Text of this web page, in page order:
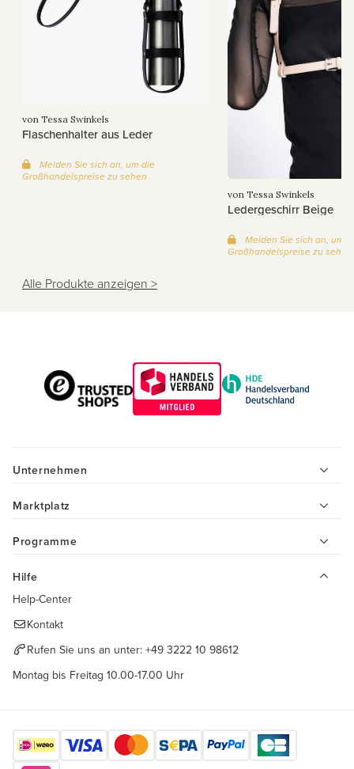
von Tessa Swinkels
Flaschenhalter aus Leder
Melden Sie sich an, um die
Großhandelspreise zu sehen
von Tessa Swinkels
Ledergeschirr Beige
Melden Sie sich an, um
Großhandelspreise zu sehen
Alle Produkte anzeigen >
Unternehmen
Marktplatz
Programme
Hilfe
Help-Center
Kontakt
Rufen Sie uns an unter: +49 3222 10 98612
Montag bis Freitag 10.00-17.00 Uhr